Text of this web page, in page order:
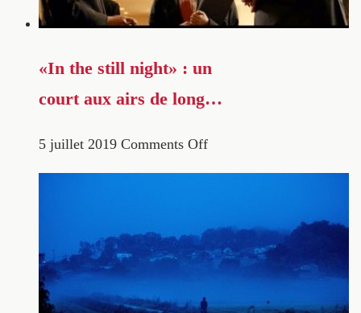
«In the still night» : un
court aux airs de long…
5 juillet 2019 Comments Off